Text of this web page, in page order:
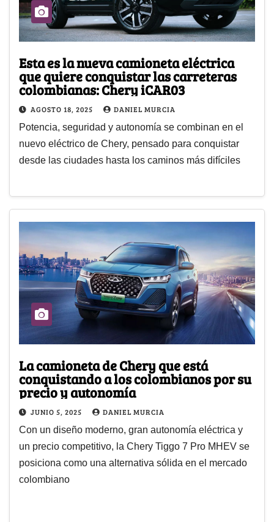
Esta es la nueva camioneta eléctrica
que quiere conquistar las carreteras
colombianas: Chery iCAR03
AGOSTO 18, 2025 DANIEL MURCIA
Potencia, seguridad y autonomía se combinan en el
nuevo eléctrico de Chery, pensado para conquistar
desde las ciudades hasta los caminos más difíciles
La camioneta de Chery que está
conquistando a los colombianos por su
precio y autonomía
JUNIO 5, 2025 DANIEL MURCIA
Con un diseño moderno, gran autonomía eléctrica y
un precio competitivo, la Chery Tiggo 7 Pro MHEV se
posiciona como una alternativa sólida en el mercado
colombiano